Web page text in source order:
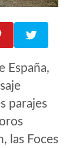
España,
parajes
las Foces